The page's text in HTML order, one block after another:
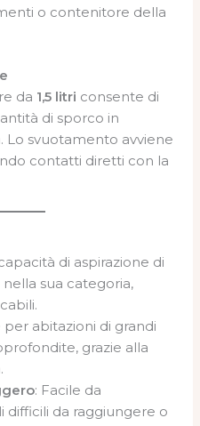
o contenitore della
da 1,5 litri consente di
di sporco in
Lo svuotamento avviene
contatti diretti con la
di aspirazione di
sua categoria,
per abitazioni di grandi
grazie alla
: Facile da
difficili da raggiungere o